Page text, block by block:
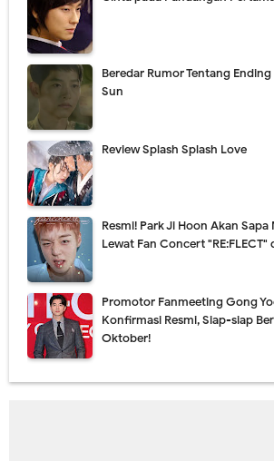
Beredar Rumor Tentang
Sun
Review Splash Splash Love
Resmi! Park Ji Hoon Akan
Lewat Fan Concert "RE:FLECT"
Promotor Fanmeeting Gong
Konfirmasi Resmi, Siap-siap
Oktober!